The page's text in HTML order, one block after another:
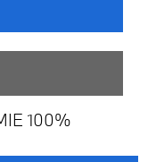
I3 EN
100%